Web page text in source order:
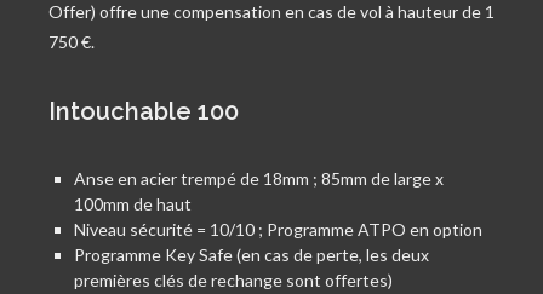
Offer) offre une compensation en cas de vol à hauteur de 1
750 €.
Intouchable 100
Anse en acier trempé de 18mm ; 85mm de large x
100mm de haut
Niveau sécurité = 10/10 ; Programme ATPO en option
Programme Key Safe (en cas de perte, les deux
premières clés de rechange sont offertes)